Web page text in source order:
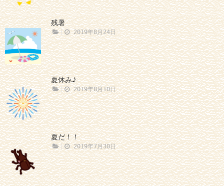
残暑
2019年8月24日
夏休み♪
2019年8月10日
夏だ！！
2019年7月30日